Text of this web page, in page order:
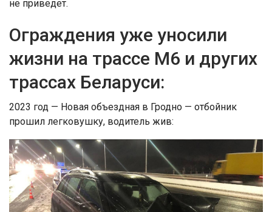
не приведет.
Ограждения уже уносили
жизни на трассе М6 и других
трассах Беларуси:
2023 год — Новая объездная в Гродно — отбойник
прошил легковушку, водитель жив: